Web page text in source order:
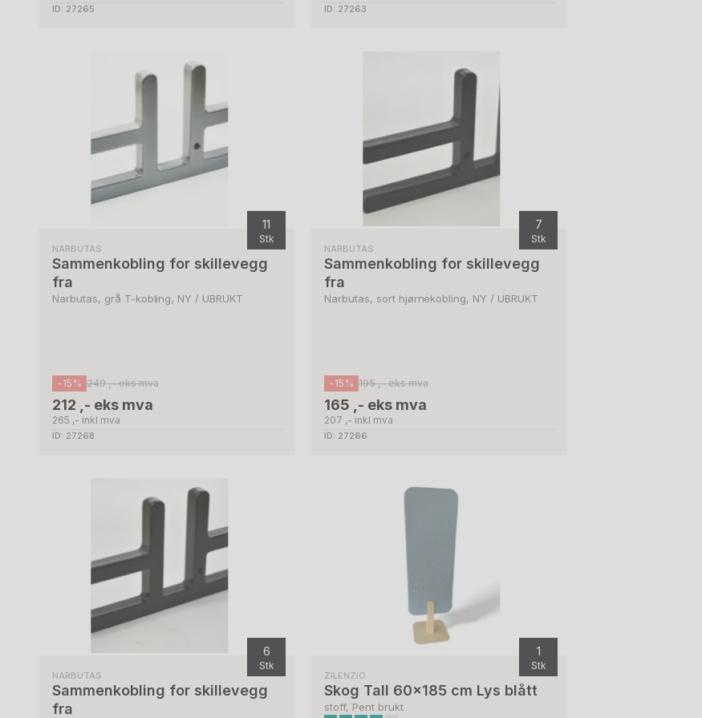
ID: 27265 ID: 27263
11
Stk
NARBUTAS
Sammenkobling for skillevegg
fra
Narbutas, grå T-kobling, NY / UBRUKT
-15% 249 ,- eks mva
212 ,- eks mva
265 ,- inkl mva
ID: 27268
7
Stk
NARBUTAS
Sammenkobling for skillevegg
fra
Narbutas, sort hjørnekobling, NY / UBRUKT
-15% 195 ,- eks mva
165 ,- eks mva
207 ,- inkl mva
ID: 27266
6
Stk
NARBUTAS
Sammenkobling for skillevegg
fra
1
Stk
ZILENZIO
Skog Tall 60x185 cm Lys blått
stoff, Pent brukt